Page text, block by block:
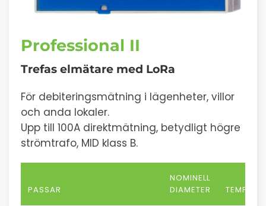
Professional II
Trefas elmätare med LoRa
För debiteringsmätning i lägenheter, villor
och anda lokaler.
Upp till 100A direktmätning, betydligt högre
strömtrafo, MID klass B.
PASSAR
NOMINELL
DIAMETER